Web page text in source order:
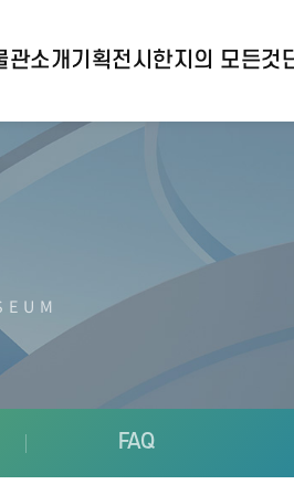
관소개 기획전시 한지의 모든것
FAQ